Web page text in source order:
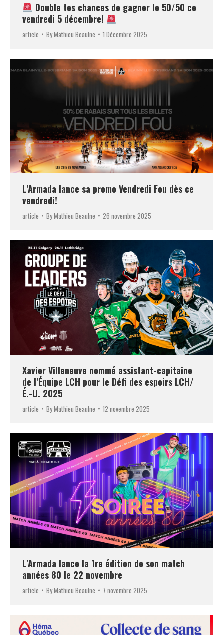
Double tes chances de gagner le 50/50 ce
vendredi 5 décembre!
article ByMathieu Beaulne 1 Décembre 2025
L’Armada lance sa promo Vendredi Fou dès ce
vendredi!
article ByMathieu Beaulne 26 novembre 2025
Xavier Villeneuve nommé assistant-capitaine
de l’Équipe LCH pour le Défi des espoirs LCH/
É.-U. 2025
article ByMathieu Beaulne 12 novembre 2025
L’Armada lance la 1re édition de son match
années 80 le 22 novembre
article ByMathieu Beaulne 7 novembre 2025